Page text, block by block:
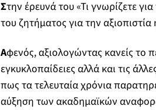
Στην έρευνά του «Τι γνωρίζετε
του ζητήματος για την
Αφενός, αξιολογώντας κανείς το
εγκυκλοπαίδειες αλλά και τις
πως τα τελευταία χρόνια
αύξηση των ακαδημαϊκών